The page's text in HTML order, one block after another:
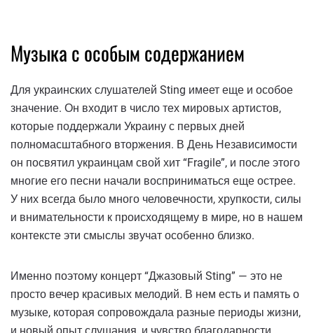
Музыка с особым содержанием
Для украинских слушателей Sting имеет еще и особое
значение. Он входит в число тех мировых артистов,
которые поддержали Украину с первых дней
полномасштабного вторжения. В День Независимости
он посвятил украинцам свой хит “Fragile”, и после этого
многие его песни начали восприниматься еще острее.
У них всегда было много человечности, хрупкости, силы
и внимательности к происходящему в мире, но в нашем
контексте эти смыслы звучат особенно близко.
Именно поэтому концерт “Джазовый Sting” — это не
просто вечер красивых мелодий. В нем есть и память о
музыке, которая сопровождала разные периоды жизни,